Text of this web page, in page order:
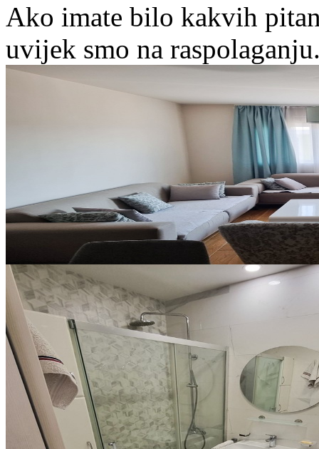
Ako imate bilo kakvih
uvijek smo na